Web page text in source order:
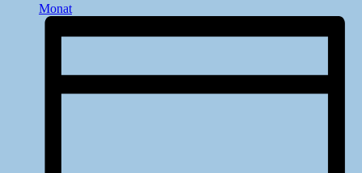
Monat